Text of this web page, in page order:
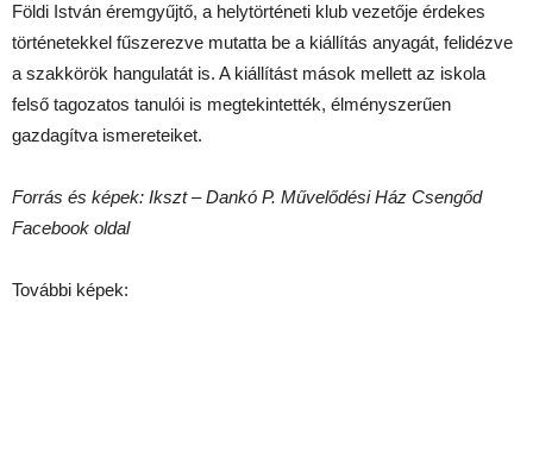
Földi István éremgyűjtő, a helytörténeti klub vezetője érdekes
történetekkel fűszerezve mutatta be a kiállítás anyagát, felidézve
a szakkörök hangulatát is. A kiállítást mások mellett az iskola
felső tagozatos tanulói is megtekintették, élményszerűen
gazdagítva ismereteiket.
Forrás és képek: Ikszt – Dankó P. Művelődési Ház Csengőd
Facebook oldal
További képek: